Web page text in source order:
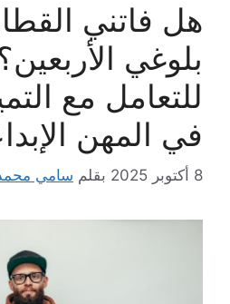
هل فاتني
بلوغي
للتعامل مع
في المهن
8 أكتوبر 2025 بقلم سامي